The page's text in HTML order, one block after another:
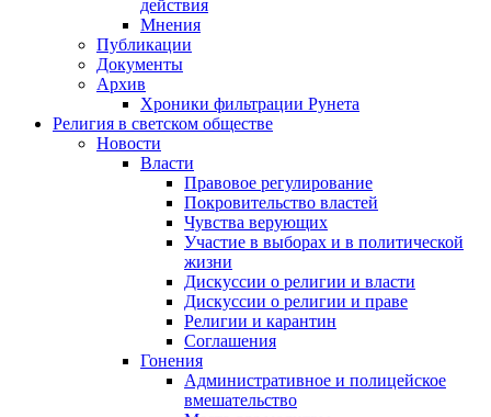
действия
Мнения
Публикации
Документы
Архив
Хроники фильтрации Рунета
Религия в светском обществе
Новости
Власти
Правовое регулирование
Покровительство властей
Чувства верующих
Участие в выборах и в политической
жизни
Дискуссии о религии и власти
Дискуссии о религии и праве
Религии и карантин
Соглашения
Гонения
Административное и полицейское
вмешательство